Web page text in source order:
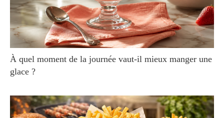
À quel moment de la journée vaut-il mieux manger une
glace ?